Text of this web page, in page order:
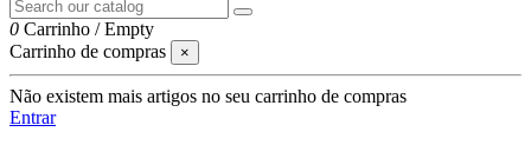
0 Carrinho /Empty
Carrinho de compras
×
Não existem mais artigos no seu carrinho de compras
Entrar